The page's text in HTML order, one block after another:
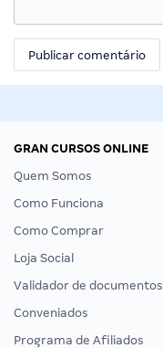
GRAN CURSOS ONLINE
Quem Somos
Como Funciona
Como Comprar
Loja Social
Validador de documentos
Conveniados
Programa de Afiliados